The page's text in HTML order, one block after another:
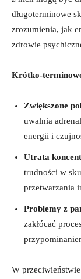
długoterminowe
zrozumienia, jak
zdrowie
Krótko-
Zwiększone
uwalnia
energii i
Utrata
trudności w
przetwarzania
Problemy z
zakłócać
W